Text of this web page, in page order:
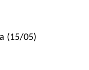
(15/05)